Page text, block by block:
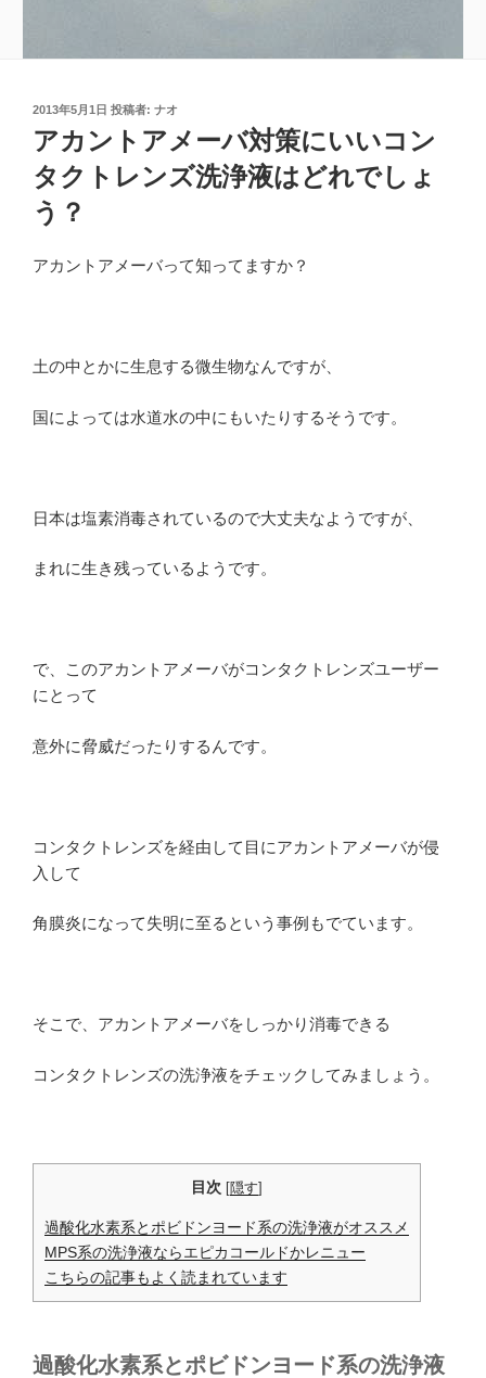
投
稿
日:
2013年5月1日 投稿者: ナオ
アカントアメーバ対策にいいコン
タクトレンズ洗浄液はどれでしょ
う？
アカントアメーバって知ってますか？
土の中とかに生息する微生物なんですが、
国によっては水道水の中にもいたりするそうです。
日本は塩素消毒されているので大丈夫なようですが、
まれに生き残っているようです。
で、このアカントアメーバがコンタクトレンズユーザー
にとって
意外に脅威だったりするんです。
コンタクトレンズを経由して目にアカントアメーバが侵
入して
角膜炎になって失明に至るという事例もでています。
そこで、アカントアメーバをしっかり消毒できる
コンタクトレンズの洗浄液をチェックしてみましょう。
目次 [隠す]
過酸化水素系とポビドンヨード系の洗浄液がオススメ
MPS系の洗浄液ならエピカコールドかレニュー
こちらの記事もよく読まれています
過酸化水素系とポビドンヨード系の洗浄液